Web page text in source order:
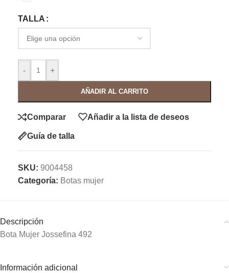
TALLA
- +
AÑADIR AL CARRITO
Comparar Añadir a la lista de deseos
Guía de talla
SKU: 9004458
Categoría: Botas mujer
Descripción
Bota Mujer Jossefina 492
Información adicional